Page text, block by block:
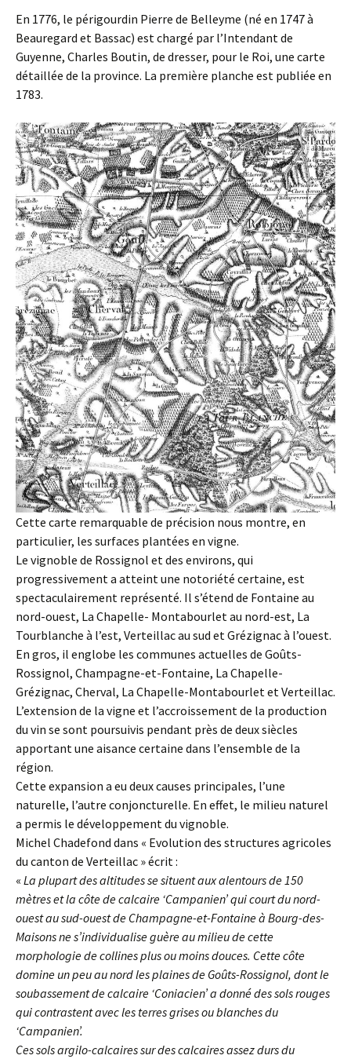
En 1776, le périgourdin Pierre de Belleyme (né en 1747 à
Beauregard et Bassac) est chargé par l’Intendant de
Guyenne, Charles Boutin, de dresser, pour le Roi, une carte
détaillée de la province. La première planche est publiée en
1783.
Cette carte remarquable de précision nous montre, en
particulier, les surfaces plantées en vigne.
Le vignoble de Rossignol et des environs, qui
progressivement a atteint une notoriété certaine, est
spectaculairement représenté. Il s’étend de Fontaine au
nord-ouest, La Chapelle- Montabourlet au nord-est, La
Tourblanche à l’est, Verteillac au sud et Grézignac à l’ouest.
En gros, il englobe les communes actuelles de Goûts-
Rossignol, Champagne-et-Fontaine, La Chapelle-
Grézignac, Cherval, La Chapelle-Montabourlet et Verteillac.
L’extension de la vigne et l’accroissement de la production
du vin se sont poursuivis pendant près de deux siècles
apportant une aisance certaine dans l’ensemble de la
région.
Cette expansion a eu deux causes principales, l’une
naturelle, l’autre conjoncturelle. En effet, le milieu naturel
a permis le développement du vignoble.
Michel Chadefond dans « Evolution des structures agricoles
du canton de Verteillac » écrit :
« La plupart des altitudes se situent aux alentours de 150
mètres et la côte de calcaire ‘Campanien’ qui court du nord-
ouest au sud-ouest de Champagne-et-Fontaine à Bourg-des-
Maisons ne s’individualise guère au milieu de cette
morphologie de collines plus ou moins douces. Cette côte
domine un peu au nord les plaines de Goûts-Rossignol, dont le
soubassement de calcaire ‘Coniacien’ a donné des sols rouges
qui contrastent avec les terres grises ou blanches du
‘Campanien’.
Ces sols argilo-calcaires sur des calcaires assez durs du